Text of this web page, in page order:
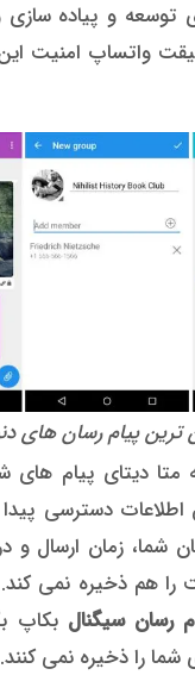
توسعه و پیاده سازی
واتساپ امنیت این
ترین پیام رسان های
متا دیتای پیام های
اطلاعات دسترسی
شما، زمان ارسال و
را هم ذخیره نمی کند.
رسان سیگنال بکاپ
شما را ذخیره نمی